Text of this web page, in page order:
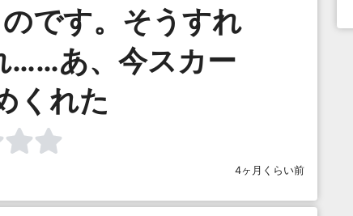
です。そうすれ
……あ、今スカー
くれた
4ヶ月くらい前